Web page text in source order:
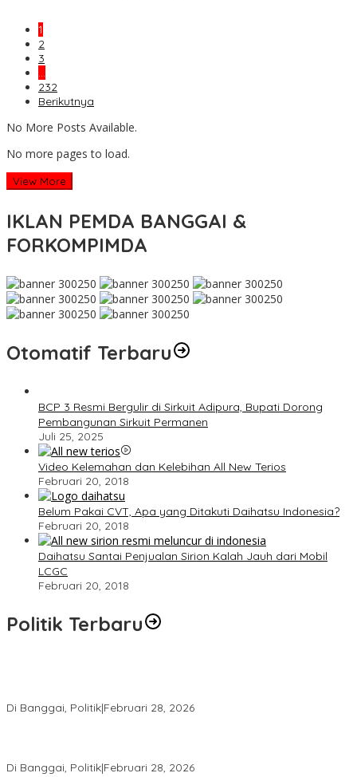
1
2
3
…
232
Berikutnya
No More Posts Available.
No more pages to load.
View More
IKLAN PEMDA BANGGAI &
FORKOMPIMDA
Otomatif Terbaru
BCP 3 Resmi Bergulir di Sirkuit Adipura, Bupati Dorong
Pembangunan Sirkuit Permanen
Juli 25, 2025
Video Kelemahan dan Kelebihan All New Terios
Februari 20, 2018
Belum Pakai CVT, Apa yang Ditakuti Daihatsu Indonesia?
Februari 20, 2018
Daihatsu Santai Penjualan Sirion Kalah Jauh dari Mobil
LCGC
Februari 20, 2018
Politik Terbaru
Di Banggai, Politik|Februari 28, 2026
Di Banggai, Politik|Februari 28, 2026